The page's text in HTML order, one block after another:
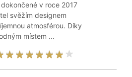
v roce 2017
svěžím designem
atmosférou. Díky
místem ...